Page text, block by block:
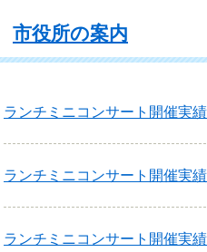
市役所の案内
ランチミニコンサート開催実
ランチミニコンサート開催実
ランチミニコンサート開催実